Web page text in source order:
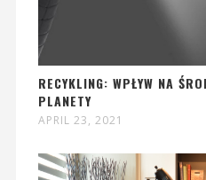
RECYKLING: WPŁYW NA
PLANETY
APRIL 23, 2021